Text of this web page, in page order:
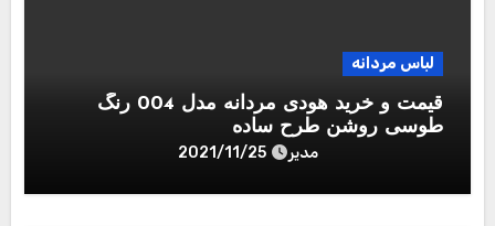
لباس مردانه
قیمت و خرید هودی مردانه مدل 004 رنگ
طوسی روشن طرح ساده
مدیر 2021/11/25